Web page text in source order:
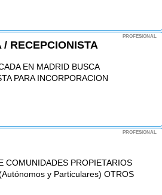
PROFESIONAL
/ RECEPCIONISTA
EN MADRID BUSCA
PARA INCORPORACION
PROFESIONAL
COMUNIDADES PROPIETARIOS
y Particulares) OTROS